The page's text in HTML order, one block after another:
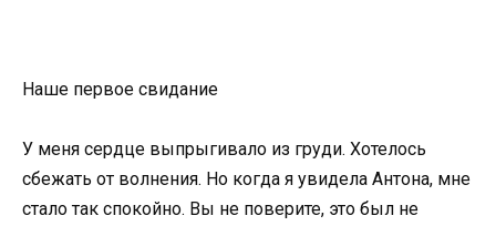
Наше первое свидание
У меня сердце выпрыгивало из груди. Хотелось
сбежать от волнения. Но когда я увидела Антона, мне
стало так спокойно. Вы не поверите, это был не